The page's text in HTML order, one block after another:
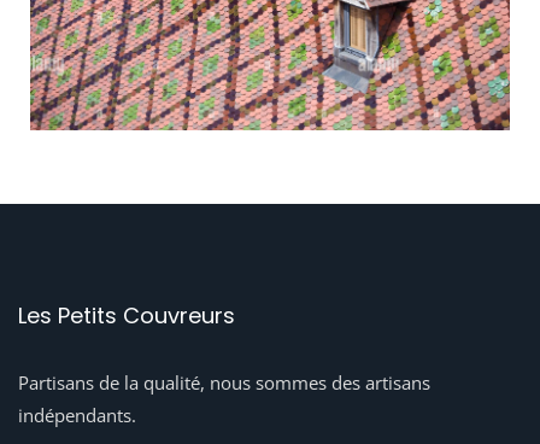
Les Petits Couvreurs
Partisans de la qualité, nous sommes des artisans
indépendants.